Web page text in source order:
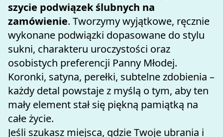
szycie podwiązek ślubnych na
zamówienie. Tworzymy wyjątkowe, ręcznie
wykonane podwiązki dopasowane do stylu
sukni, charakteru uroczystości oraz
osobistych preferencji Panny Młodej.
Koronki, satyna, perełki, subtelne zdobienia –
każdy detal powstaje z myślą o tym, aby ten
mały element stał się piękną pamiątką na
całe życie.
Jeśli szukasz miejsca, gdzie Twoje ubrania i